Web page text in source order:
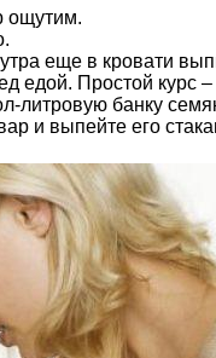
ощутим.
еще в кровати
едой. Простой курс
литровую банку
и выпейте его